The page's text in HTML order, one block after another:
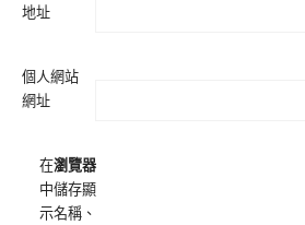
地址
個人網站
網址
在瀏覽器
中儲存顯
示名稱、